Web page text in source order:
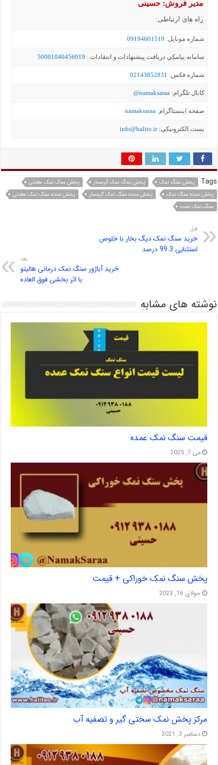
مدیر فروش: حسینی
راه های ارتباطی:
شماره موبايل: 09194601519
سامانه پيامکي دریافت پیشنهادات و انتقادات : 50001040456019
شماره فکس: 02143852831
کانال تلگرام:namaksaraa@
صفحه اینستاگرام:namaksaraa
یست الکترونیکی:info@halito.ir
Tags پخش سنگ نمک پخش سنگ نمک گرمسار
پخش سنگ نمک معدنی
پخش عمده سنگ نمک
پخش عمده سنگ نمک گرمسار
پخش عمده سنگ نمک معدنی
سنگ نمک عمده
قبل
خرید سنگ نمک دیگ بخار با خلوص
استثنایی 99.3 درصد
بعد
خرید آباژور سنگ نمک درمانی هالیتو
با اثر بخشی فوق العاده
نوشته های مشابه
قیمت سنگ نمک عمده
می 7, 2025
پخش سنگ نمک خوراکی + قیمت
جولای 16, 2023
مرکز پخش نمک سختی گیر و تصفیه آب
دسامبر 3, 2021